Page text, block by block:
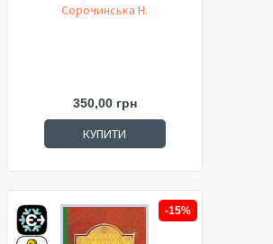
Сорочинська Н.
350,00 грн
КУПИТИ
-15%